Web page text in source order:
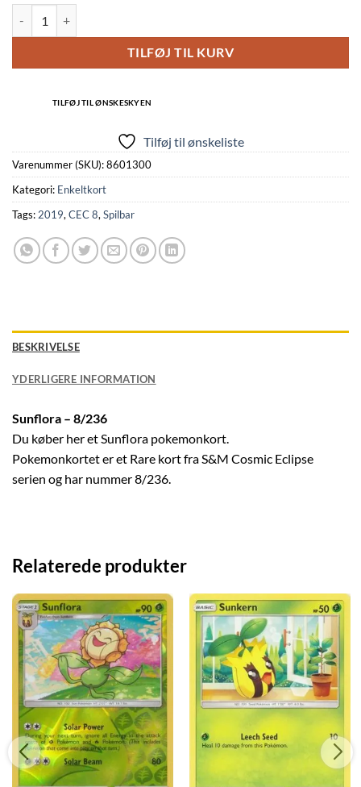
TILFØJ TIL KURV
TILFØJ TIL ØNSKESKYEN
Tilføj til ønskeliste
Varenummer (SKU):8601300
Kategori: Enkeltkort
Tags:2019,CEC 8,Spilbar
BESKRIVELSE
YDERLIGERE INFORMATION
Sunflora – 8/236
Du køber her et Sunflora pokemonkort.
Pokemonkortet er et Rare kort fra S&M Cosmic Eclipse
serien og har nummer 8/236.
Relaterede produkter